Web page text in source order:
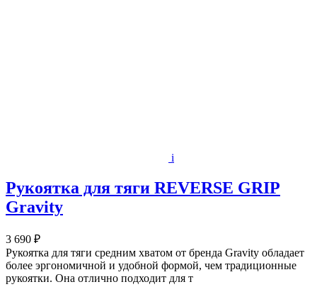
i
Рукоятка для тяги REVERSE GRIP
Gravity
3 690 ₽
Рукоятка для тяги средним хватом от бренда Gravity обладает
более эргономичной и удобной формой, чем традиционные
рукоятки. Она отлично подходит для т